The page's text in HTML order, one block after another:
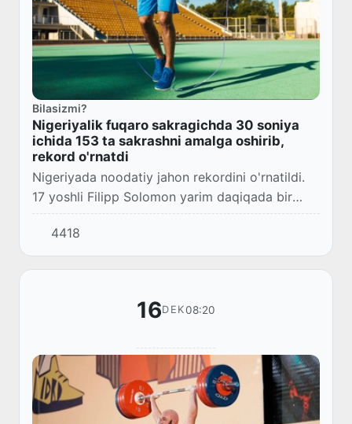
Bilasizmi?
Nigeriyalik fuqaro sakragichda 30 soniya
ichida 153 ta sakrashni amalga oshirib,
rekord o'rnatdi
Nigeriyada noodatiy jahon rekordini o'rnatildi.
17 yoshli Filipp Solomon yarim daqiqada bir
oyog'ida sakragichda 153 marta sakrashni
amalga oshirdi. Tegishli video ijtimoiy tarmoql...
4418
16DEK08:20